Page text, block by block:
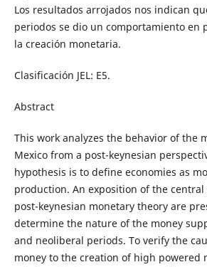
Los resultados arrojados nos indican
periodos se dio un comportamiento en
la creación monetaria.
Clasificación JEL: E5.
Abstract
This work analyzes the behavior of the
Mexico from a post-keynesian
hypothesis is to define economies as
production. An exposition of the
post-keynesian monetary theory are
determine the nature of the money
and neoliberal periods. To verify the
money to the creation of high powered